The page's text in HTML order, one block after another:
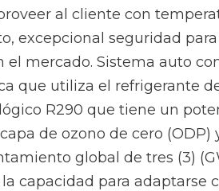
al cliente con
excepcional seguridad
el mercado. Sistema auto
que utiliza el refrigerante
R290 que tiene un
de ozono de cero (ODP)
global de tres (3)
capacidad para adaptarse